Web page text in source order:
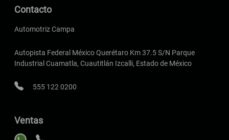
Contacto
Automotriz Campa
Autopista Federal México Querétaro Km 37.5 S/N Parque
Industrial Cuamatla, Cuautitlán Izcalli, Estado de México
555 122 0200
Ventas